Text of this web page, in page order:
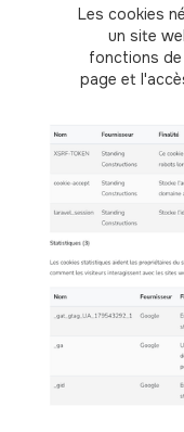
Les cookies
un site
fonctions de
page et